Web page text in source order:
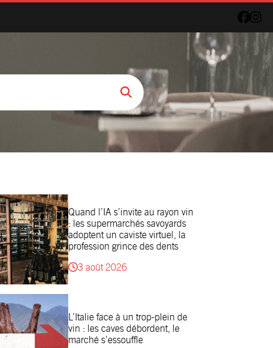
Quand l’IA s’invite au rayon vin
: les supermarchés savoyards
adoptent un caviste virtuel, la
profession grince des dents
3 août 2026
L’Italie face à un trop-plein de
vin : les caves débordent, le
marché s’essouffle